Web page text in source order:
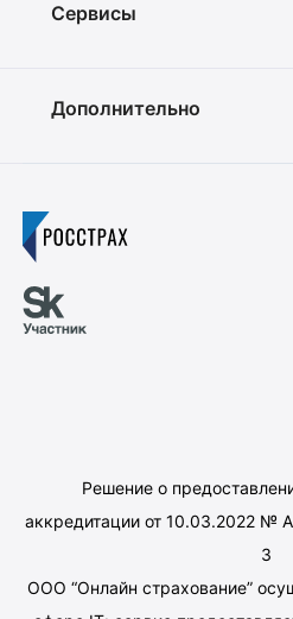
Сервисы
Дополнительно
Решение о
аккредитации от 10.03.2022 №
3
ООО “Онлайн страхование”